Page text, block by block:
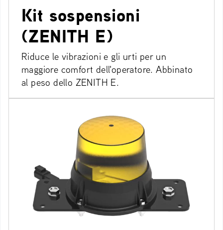
Kit sospensioni
(ZENITH E)
Riduce le vibrazioni e gli urti per un
maggiore comfort dell'operatore. Abbinato
al peso dello ZENITH E.